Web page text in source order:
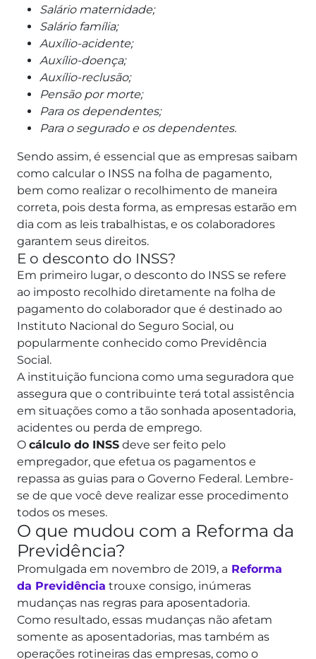
Salário maternidade;
Salário família;
Auxílio-acidente;
Auxílio-doença;
Auxílio-reclusão;
Pensão por morte;
Para os dependentes;
Para o segurado e os dependentes.
Sendo assim, é essencial que as empresas saibam
como calcular o INSS na folha de pagamento,
bem como realizar o recolhimento de maneira
correta, pois desta forma, as empresas estarão em
dia com as leis trabalhistas, e os colaboradores
garantem seus direitos.
E o desconto do INSS?
Em primeiro lugar, o desconto do INSS se refere
ao imposto recolhido diretamente na folha de
pagamento do colaborador que é destinado ao
Instituto Nacional do Seguro Social, ou
popularmente conhecido como Previdência
Social.
A instituição funciona como uma seguradora que
assegura que o contribuinte terá total assistência
em situações como a tão sonhada aposentadoria,
acidentes ou perda de emprego.
O cálculo do INSS deve ser feito pelo
empregador, que efetua os pagamentos e
repassa as guias para o Governo Federal. Lembre-
se de que você deve realizar esse procedimento
todos os meses.
O que mudou com a Reforma da
Previdência?
Promulgada em novembro de 2019, a Reforma
da Previdência trouxe consigo, inúmeras
mudanças nas regras para aposentadoria.
Como resultado, essas mudanças não afetam
somente as aposentadorias, mas também as
operações rotineiras das empresas, como o